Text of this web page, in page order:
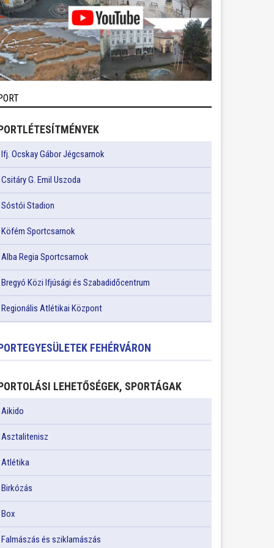
Ifj. Ocskay Gábor Jégcsarnok
Csitáry G. Emil Uszoda
Sóstói Stadion
Köfém Sportcsarnok
Alba Regia Sportcsarnok
Bregyó Közi Ifjúsági és Szabadidőcentrum
Regionális Atlétikai Központ
FEHÉRVÁRON
LEHETŐSÉGEK, SPORTÁGAK
Aikido
Asztalitenisz
Atlétika
Birkózás
Box
Falmászás és sziklamászás